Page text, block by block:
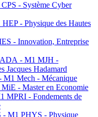
- Système Cyber
- Physique des Hautes
- Innovation, Entreprise
- M1 MJH -
Jacques Hadamard
Mech - Mécanique
- Master en Economie
MPRI - Fondements de
M1 PHYS - Physique